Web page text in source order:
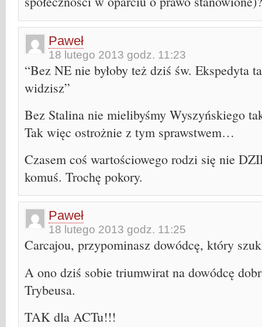
Paweł
18 lutego 2013 godz. 11:23
“Bez NE nie byłoby też dziś św. Ekspedyta
widzisz”
Bez Stalina nie mielibyśmy Wyszyńskiego
Tak więc ostrożnie z tym sprawstwem…
Czasem coś wartościowego rodzi się nie
komuś. Trochę pokory.
Paweł
18 lutego 2013 godz. 11:25
Carcajou, przypominasz dowódcę, który
A ono dziś sobie triumwirat na dowódcę
Trybeusa.
TAK dla ACTu!!!